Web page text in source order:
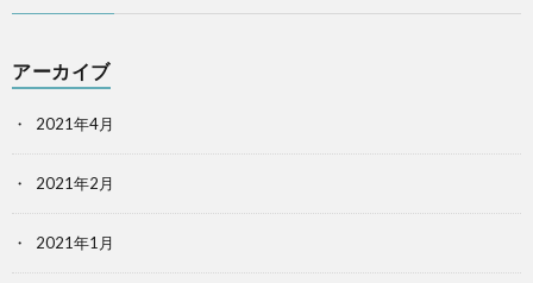
アーカイブ
2021年4月
2021年2月
2021年1月